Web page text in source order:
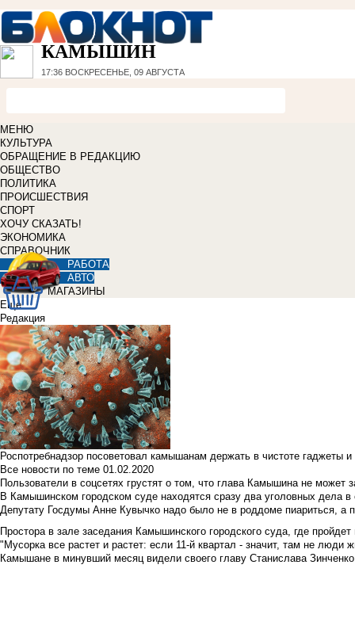
КАМЫШИН
17:36 ВОСКРЕСЕНЬЕ, 09 АВГУСТА
МЕНЮ
КУЛЬТУРА
ОБРАЩЕНИЕ В РЕДАКЦИЮ
ОБЩЕСТВО
ПОЛИТИКА
ПРОИСШЕСТВИЯ
СПОРТ
ХОЧУ СКАЗАТЬ!
ЭКОНОМИКА
СПРАВОЧНИК
РАБОТА
АВТО
МАГАЗИНЫ
Еще
Редакция
Роспотребнадзор посоветовал камышанам держать в чистоте гаджеты
Все новости по теме 01.02.2020
Пользователи в соцсетях грустят о том, что глава Камышина не может
В Камышинском городском суде находятся сразу два уголовных дела
Депутату Госдумы Анне Кувычко надо было не в роддоме пиариться, а
Простора в зале заседания Камышинского городского суда, где
"Мусорка все растет и растет: если 11-й квартал - значит, там не люди
Камышане в минувший месяц видели своего главу Станислава Зинченко